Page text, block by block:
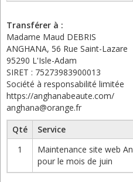
Transférer à :
Madame Maud DEBRIS
ANGHANA, 56 Rue Saint-Lazare
95290 L'Isle-Adam
SIRET : 75273983900013
Société à responsabilité limitée
https://anghanabeaute.com/
anghana@orange.fr
Qté
Service
1
Maintenance site web
pour le mois de juin